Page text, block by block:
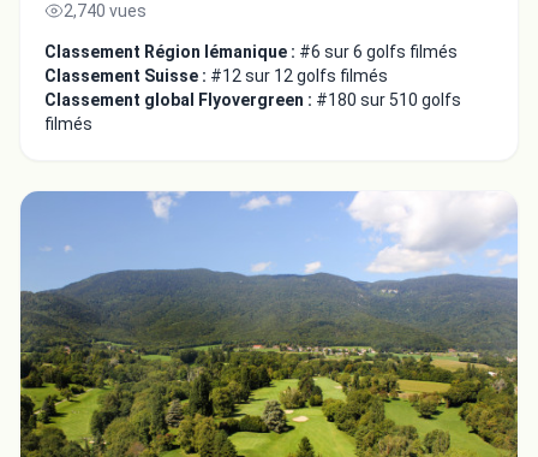
2,740 vues
Classement Région lémanique : #6 sur 6 golfs filmés
Classement Suisse : #12 sur 12 golfs filmés
Classement global Flyovergreen : #180 sur 510 golfs
filmés